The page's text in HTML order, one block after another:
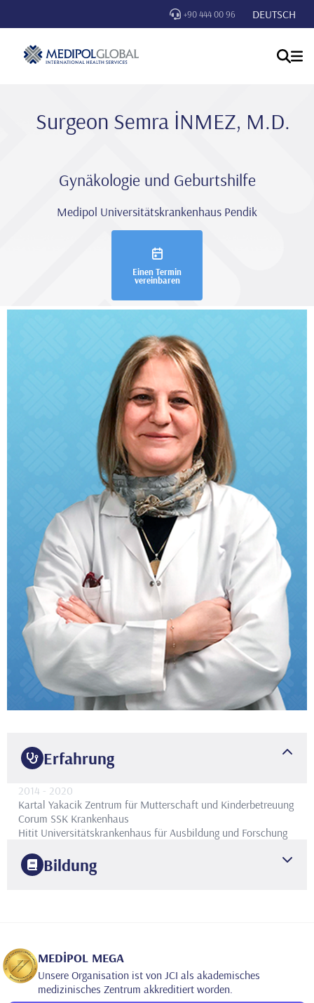
+90 444 00 96 DEUTSCH
Surgeon Semra İNMEZ, M.D.
Gynäkologie und Geburtshilfe
Medipol Universitätskrankenhaus Pendik
Einen Termin
vereinbaren
Erfahrung
2014 - 2020
Kartal Yakacik Zentrum für Mutterschaft und Kinderbetreuung
Corum SSK Krankenhaus
Hitit Universitätskrankenhaus für Ausbildung und Forschung
Bildung
und Geburtshilfe
MEDİPOL MEGA
Unsere Organisation ist von JCI als akademisches
medizinisches Zentrum akkreditiert worden.